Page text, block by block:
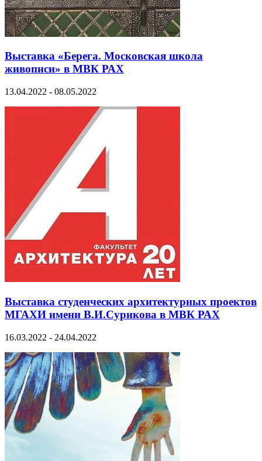
Выставка «Берега. Московская школа
живописи» в МВК РАХ
13.04.2022 - 08.05.2022
Выставка студенческих архитектурных проектов
МГАХИ имени В.И.Сурикова в МВК РАХ
16.03.2022 - 24.04.2022